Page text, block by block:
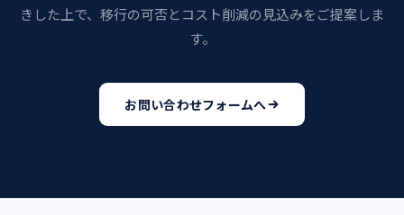
きした上で、移行の可否とコスト削減の見込みをご提案しま
す。
お問い合わせフォームへ